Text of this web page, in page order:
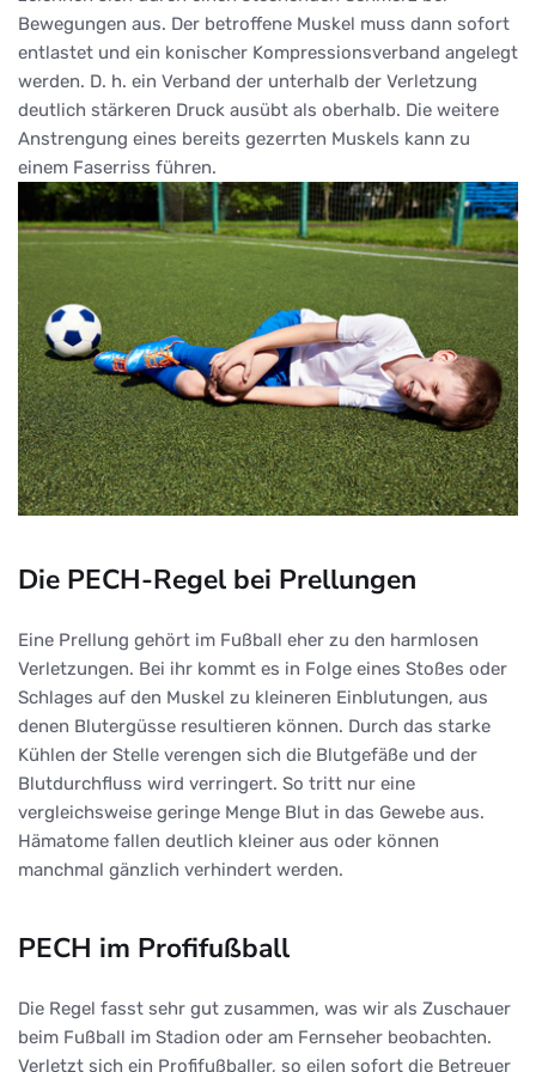
Bewegungen aus. Der betroffene Muskel muss dann sofort
entlastet und ein konischer Kompressionsverband angelegt
werden. D. h. ein Verband der unterhalb der Verletzung
deutlich stärkeren Druck ausübt als oberhalb. Die weitere
Anstrengung eines bereits gezerrten Muskels kann zu
einem Faserriss führen.
Die PECH-Regel bei Prellungen
Eine Prellung gehört im Fußball eher zu den harmlosen
Verletzungen. Bei ihr kommt es in Folge eines Stoßes oder
Schlages auf den Muskel zu kleineren Einblutungen, aus
denen Blutergüsse resultieren können. Durch das starke
Kühlen der Stelle verengen sich die Blutgefäße und der
Blutdurchfluss wird verringert. So tritt nur eine
vergleichsweise geringe Menge Blut in das Gewebe aus.
Hämatome fallen deutlich kleiner aus oder können
manchmal gänzlich verhindert werden.
PECH im Profifußball
Die Regel fasst sehr gut zusammen, was wir als Zuschauer
beim Fußball im Stadion oder am Fernseher beobachten.
Verletzt sich ein Profifußballer, so eilen sofort die Betreuer